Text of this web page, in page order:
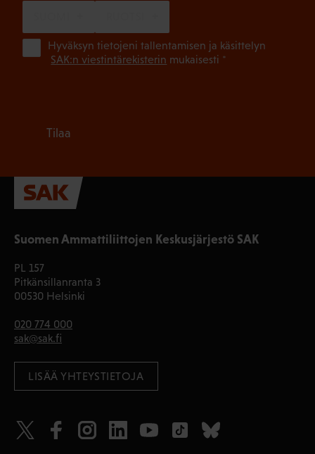
Suomen Ammattiliittojen Keskusjärjestö SAK
PL 157
Pitkänsillanranta 3
00530 Helsinki
020 774 000
sak@sak.fi
LISÄÄ YHTEYSTIETOJA
Hyväksyn tietojeni tallentamisen ja käsittelyn
SAK:n viestintärekisterin mukaisesti *
Tilaa